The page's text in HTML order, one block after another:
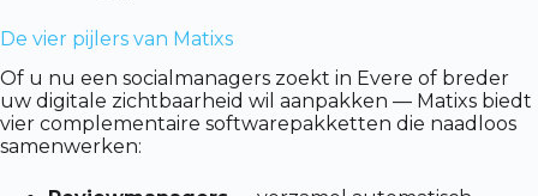
De vier pijlers van Matixs
Of u nu een socialmanagers zoekt in Evere of breder
uw digitale zichtbaarheid wil aanpakken — Matixs biedt
vier complementaire softwarepakketten die naadloos
samenwerken: